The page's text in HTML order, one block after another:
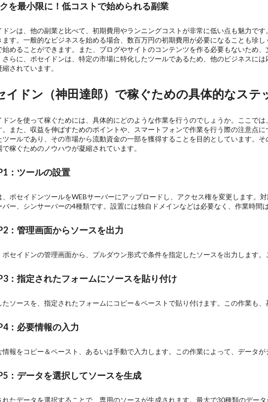
を最小限に！低コストで始められる副業
ドンは、他の副業と比べて、初期費用やランニングコストが非常に低い点も魅力で
ます。一般的なビジネスを始める場合、数百万円の初期費用が必要になることも珍
始めることができます。また、ブログやサイトのコンテンツを作る必要もないため
さらに、ポセイドンは、特定の市場に特化したツールであるため、他のビジネスに
縮されています。
イドン（神田達郎）で稼ぐための具体的なステ
ドンを使って稼ぐためには、具体的にどのような作業を行うのでしょうか。ここで
。また、収益を伸ばすためのポイントや、スマートフォンで作業を行う際の注意点
ツールであり、その市場から流動資金の一部を獲得することを目的としています。
で稼ぐためのノウハウが凝縮されています。
：ツールの設置
、ポセイドンツールをWEBサーバーにアップロードし、アクセス権を変更します。
バー、シンサーバーの4種類です。設置には独自ドメインなどは必要なく、作業時間
：管理画面からソースを出力
ポセイドンの管理画面から、プルダウン形式で条件を指定したソースを出力します。
：指定されたフォームにソースを貼り付け
たソースを、指定されたフォームにコピー＆ペーストで貼り付けます。この作業も、
：必要情報の入力
情報をコピー＆ペースト、あるいは手動で入力します。この作業によって、データが
：データを選択してソースを生成
れたデータを選択することで、専用のソースが生成されます。最大で30種類のデー